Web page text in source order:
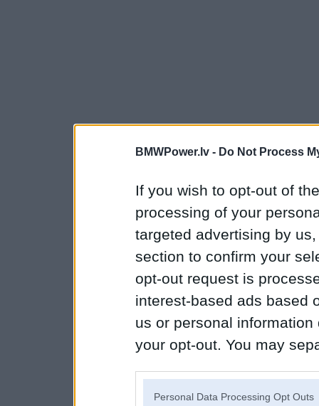
BMWPower.lv - Do Not Process
If you wish to opt-out of
processing of your
targeted advertising by
section to confirm your
opt-out request is
interest-based ads based
us or personal
your opt-out. You may
Personal Data Processing Opt Outs